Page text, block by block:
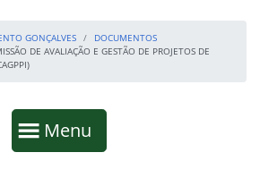
GONÇALVES
DOCUMENTOS
DE AVALIAÇÃO E GESTÃO DE PROJETOS DE
Mostrar
Menu